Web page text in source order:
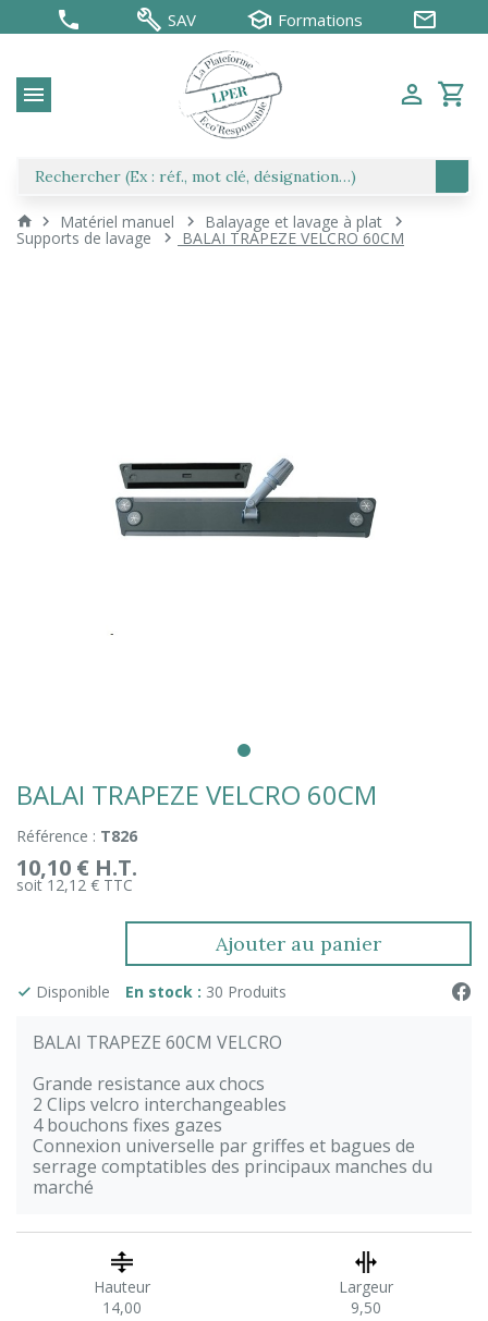
SAV Formations
Matériel manuel Balayage et lavage à plat
Supports de lavage BALAI TRAPEZE VELCRO 60CM
BALAI TRAPEZE VELCRO 60CM
Référence : T826
10,10 € H.T.
soit 12,12 € TTC
Ajouter au panier
Disponible En stock : 30 Produits
BALAI TRAPEZE 60CM VELCRO
Grande resistance aux chocs
2 Clips velcro interchangeables
4 bouchons fixes gazes
Connexion universelle par griffes et bagues de
serrage comptatibles des principaux manches du
marché
Hauteur
14,00
Largeur
9,50